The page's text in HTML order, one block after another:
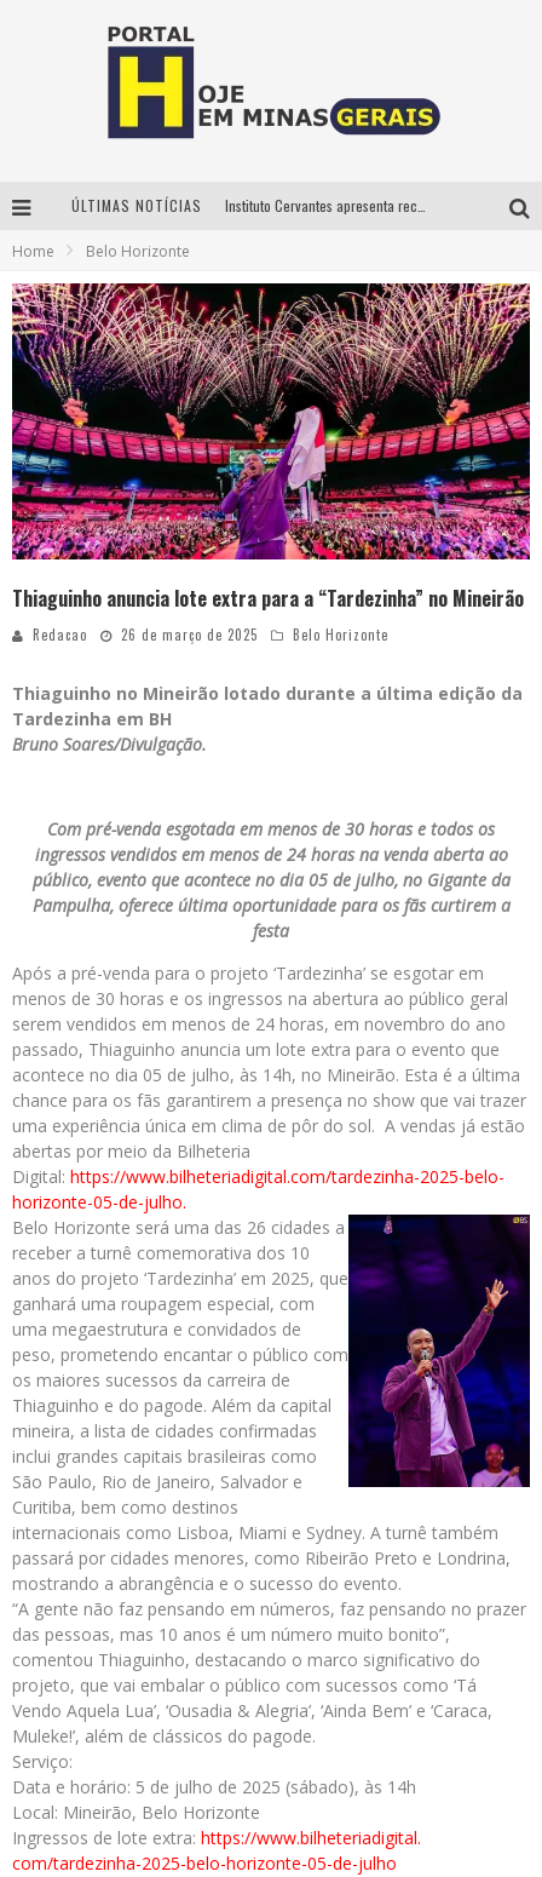
ÚLTIMAS NOTÍCIAS
É neste sábado: Marcelinho de Lima e Trio Virgulino agitam o Forró do Givanildo em Pedro Leopoldo
Projeta Cultura abre inscrições gratuitas em São João del-Rei para oficinas de elaboração de projetos culturais e inteligência artificial
Home Belo Horizonte
Thiaguinho anuncia lote extra para a “Tardezinha” no Mineirão
Redacao 26 de março de 2025 Belo Horizonte
Thiaguinho no Mineirão lotado durante a última edição da
Tardezinha em BH
Bruno Soares/Divulgação.
Com pré-venda esgotada em menos de 30 horas e todos os
ingressos vendidos em menos de 24 horas na venda aberta ao
público, evento que acontece no dia 05 de julho, no Gigante da
Pampulha, oferece última oportunidade para os fãs curtirem a
festa
Após a pré-venda para o projeto ‘Tardezinha’ se esgotar em
menos de 30 horas e os ingressos na abertura ao público geral
serem vendidos em menos de 24 horas, em novembro do ano
passado, Thiaguinho anuncia um lote extra para o evento que
acontece no dia 05 de julho, às 14h, no Mineirão. Esta é a última
chance para os fãs garantirem a presença no show que vai trazer
uma experiência única em clima de pôr do sol. A vendas já estão
abertas por meio da Bilheteria
Digital: https://www.bilheteriadigital.com/tardezinha-2025-belo-
horizonte-05-de-julho.
Belo Horizonte será uma das 26 cidades a
receber a turnê comemorativa dos 10
anos do projeto ‘Tardezinha’ em 2025, que
ganhará uma roupagem especial, com
uma megaestrutura e convidados de
peso, prometendo encantar o público com
os maiores sucessos da carreira de
Thiaguinho e do pagode. Além da capital
mineira, a lista de cidades confirmadas
inclui grandes capitais brasileiras como
São Paulo, Rio de Janeiro, Salvador e
Curitiba, bem como destinos
internacionais como Lisboa, Miami e Sydney. A turnê também
passará por cidades menores, como Ribeirão Preto e Londrina,
mostrando a abrangência e o sucesso do evento.
“A gente não faz pensando em números, faz pensando no prazer
das pessoas, mas 10 anos é um número muito bonito”,
comentou Thiaguinho, destacando o marco significativo do
projeto, que vai embalar o público com sucessos como ‘Tá
Vendo Aquela Lua’, ‘Ousadia & Alegria’, ‘Ainda Bem’ e ‘Caraca,
Muleke!’, além de clássicos do pagode.
Serviço:
Data e horário: 5 de julho de 2025 (sábado), às 14h
Local: Mineirão, Belo Horizonte
Ingressos de lote extra: https://www.bilheteriadigital.
com/tardezinha-2025-belo-horizonte-05-de-julho